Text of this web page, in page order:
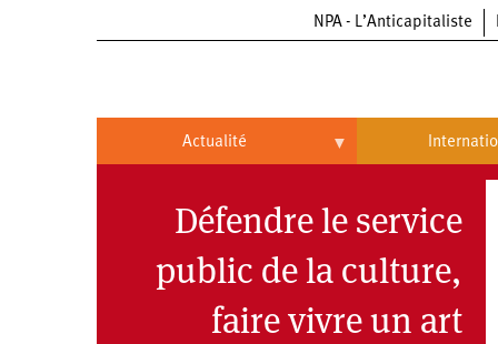
NPA - L’Anticapitaliste
Actualité
Politique
Entreprises
Oppressions
Brésil
Chine
États-
Défendre le service
public de la culture,
faire vivre un art